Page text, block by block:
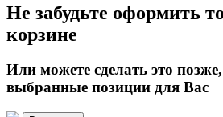
Не забудьте оформить
корзине
Или можете сделать это
выбранные позиции для Вас